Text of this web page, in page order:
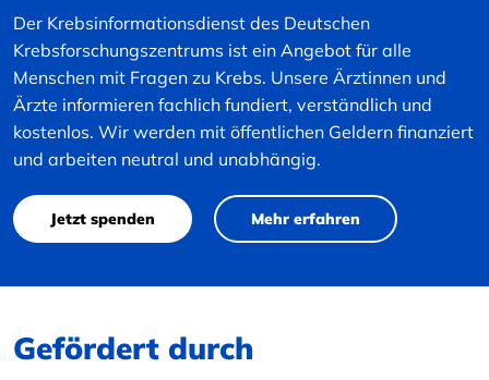
Der Krebsinformationsdienst des Deutschen
Krebsforschungszentrums ist ein Angebot für alle
Menschen mit Fragen zu Krebs. Unsere Ärztinnen und
Ärzte informieren fachlich fundiert, verständlich und
kostenlos. Wir werden mit öffentlichen Geldern finanziert
und arbeiten neutral und unabhängig.
Jetzt spenden Mehr erfahren
Gefördert durch